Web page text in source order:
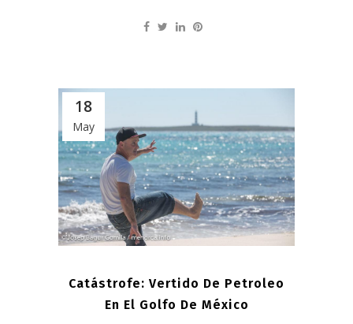
18
May
Catástrofe: Vertido De Petroleo
En El Golfo De México